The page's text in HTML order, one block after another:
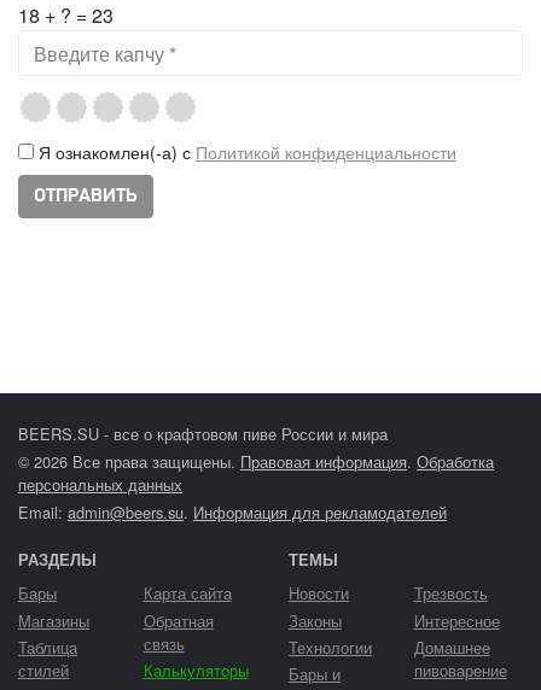
18 + ? = 23
Я ознакомлен(-а) с Политикой конфиденциальности
BEERS.SU - все о крафтовом пиве России и мира
© 2026 Все права защищены. Правовая информация. Обработка
персональных данных
Email: admin@beers.su. Информация для рекламодателей
РАЗДЕЛЫ
Бары
Магазины
Таблица
стилей
Карта сайта
Обратная
связь
Калькуляторы
ТЕМЫ
Новости
Законы
Технологии
Бары и
Трезвость
Интересное
Домашнее
пивоварение